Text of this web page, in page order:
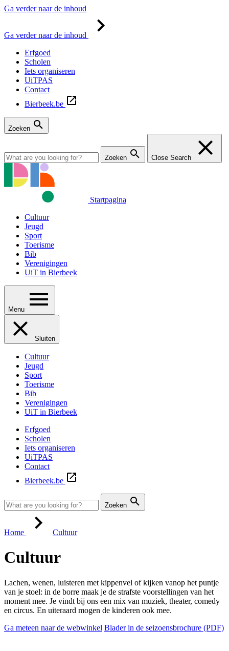
Ga verder naar de inhoud
Ga verder naar de inhoud
Erfgoed
Scholen
Iets organiseren
UiTPAS
Contact
Bierbeek.be
Zoeken
Zoeken Close Search
Startpagina
Cultuur
Jeugd
Sport
Toerisme
Bib
Verenigingen
UiT in Bierbeek
Menu
Sluiten
Cultuur
Jeugd
Sport
Toerisme
Bib
Verenigingen
UiT in Bierbeek
Erfgoed
Scholen
Iets organiseren
UiTPAS
Contact
Bierbeek.be
Zoeken
Home Cultuur
Cultuur
Lachen, wenen, luisteren met kippenvel of kijken vanop het puntje
van je stoel: in de borre maak je de strafste voorstellingen van het
moment mee. Je vindt bij ons een mix van muziek, theater, comedy
en circus. En uiteraard mogen de kinderen ook mee.
Ga meteen naar de webwinkel Blader in de seizoensbrochure (PDF)